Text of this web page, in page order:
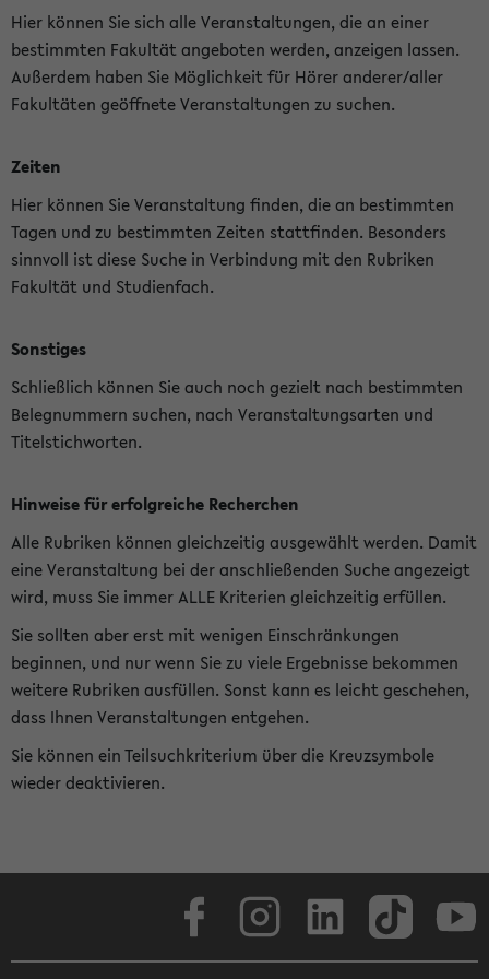
Hier können Sie sich alle Veranstaltungen, die an einer
bestimmten Fakultät angeboten werden, anzeigen lassen.
Außerdem haben Sie Möglichkeit für Hörer anderer/aller
Fakultäten geöffnete Veranstaltungen zu suchen.
Zeiten
Hier können Sie Veranstaltung finden, die an bestimmten
Tagen und zu bestimmten Zeiten stattfinden. Besonders
sinnvoll ist diese Suche in Verbindung mit den Rubriken
Fakultät und Studienfach.
Sonstiges
Schließlich können Sie auch noch gezielt nach bestimmten
Belegnummern suchen, nach Veranstaltungsarten und
Titelstichworten.
Hinweise für erfolgreiche Recherchen
Alle Rubriken können gleichzeitig ausgewählt werden. Damit
eine Veranstaltung bei der anschließenden Suche angezeigt
wird, muss Sie immer ALLE Kriterien gleichzeitig erfüllen.
Sie sollten aber erst mit wenigen Einschränkungen
beginnen, und nur wenn Sie zu viele Ergebnisse bekommen
weitere Rubriken ausfüllen. Sonst kann es leicht geschehen,
dass Ihnen Veranstaltungen entgehen.
Sie können ein Teilsuchkriterium über die Kreuzsymbole
wieder deaktivieren.